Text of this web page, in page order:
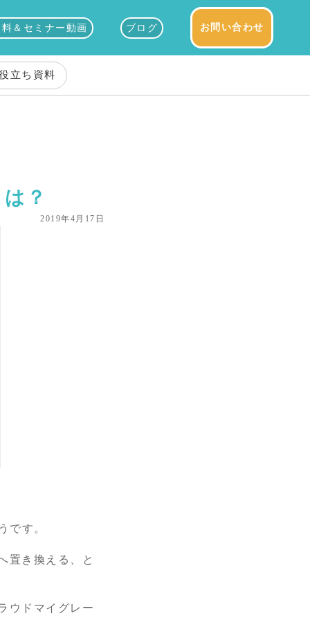
＆セミナー動画 ブログ お問い合わせ
立ち資料
？
2019年4月17日
です。
置き換える、と
ウドマイグレー